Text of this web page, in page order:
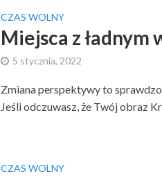
CZAS WOLNY
Miejsca z
5 stycznia, 2022
Zmiana perspektywy to
Jeśli odczuwasz, że Twój obraz
CZAS WOLNY